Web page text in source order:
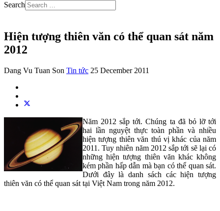
Search
Hiện tượng thiên văn có thể quan sát năm
2012
Dang Vu Tuan Son Tin tức 25 December 2011
Năm 2012 sắp tới. Chúng ta đã bỏ lỡ tới
hai lần nguyệt thực toàn phần và nhiều
hiện tượng thiên văn thú vị khác của năm
2011. Tuy nhiên năm 2012 sắp tới sẽ lại có
những hiện tượng thiên văn khác không
kém phần hấp dẫn mà bạn có thể quan sát.
Dưới đây là danh sách các hiện tượng
thiên văn có thể quan sát tại Việt Nam trong năm 2012.